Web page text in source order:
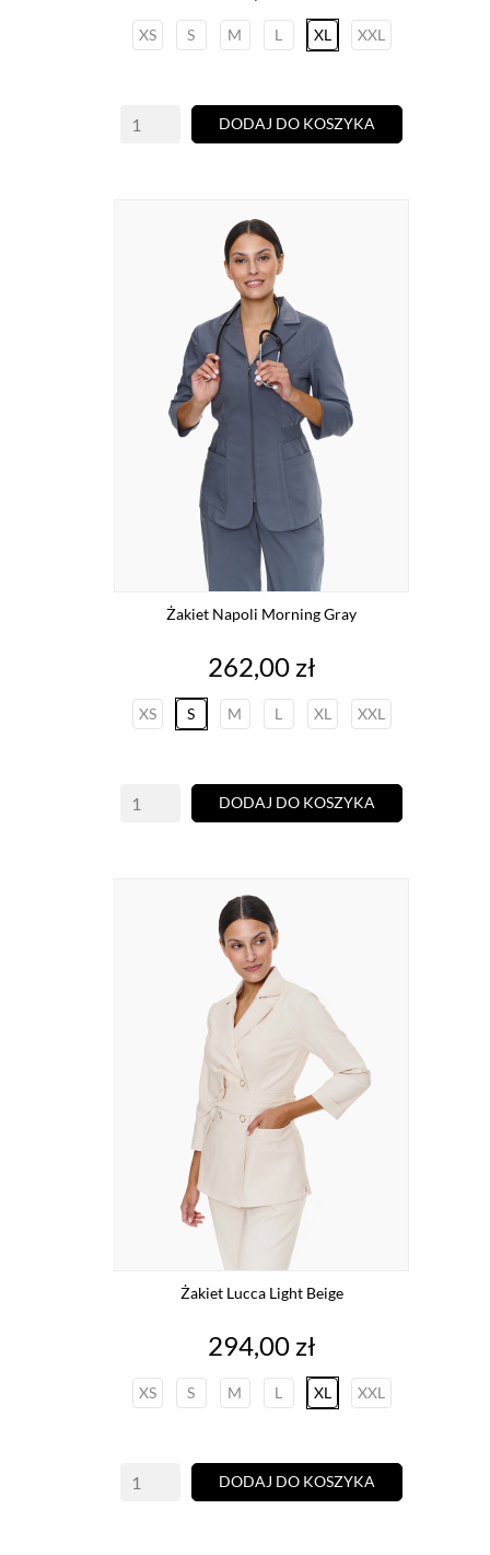
XS S M L XL XXL
DODAJ DO KOSZYKA
Żakiet Napoli Morning Gray
Cena
262,00 zł
XS S M L XL XXL
DODAJ DO KOSZYKA
Żakiet Lucca Light Beige
Cena
294,00 zł
XS S M L XL XXL
DODAJ DO KOSZYKA